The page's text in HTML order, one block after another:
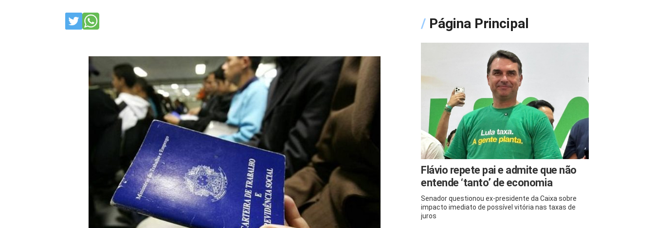
/ Página Principal
Flávio repete pai e admite que não
entende ‘tanto’ de economia
Senador questionou ex-presidente da Caixa sobre
impacto imediato de possível vitória nas taxas de
juros